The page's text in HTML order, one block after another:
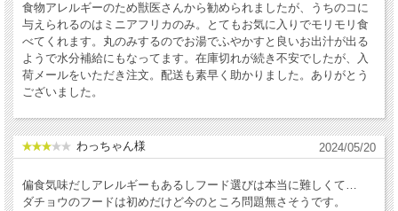
食物アレルギーのため獣医さんから勧められましたが、うちのコに
与えられるのはミニアフリカのみ。とてもお気に入りでモリモリ食
べてくれます。丸のみするのでお湯でふやかすと良いお出汁が出る
ようで水分補給にもなってます。在庫切れが続き不安でしたが、入
荷メールをいただき注文。配送も素早く助かりました。ありがとう
ございました。
わっちゃん様 2024/05/20
偏食気味だしアレルギーもあるしフード選びは本当に難しくて…
ダチョウのフードは初めだけど今のところ問題無さそうです。